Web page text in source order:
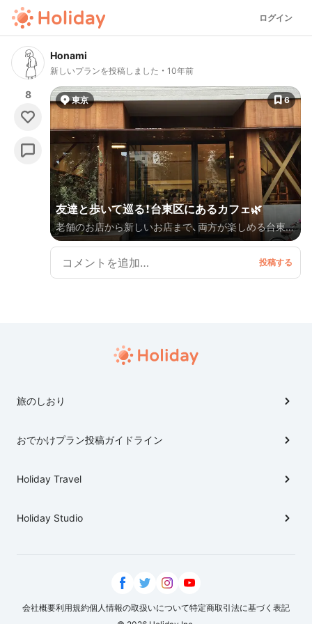
ログイン
Honami
新しいプランを投稿しました 10年前
8 東京 6
友達と歩いて巡る！台東区にあるカフェ🌿
老舗のお店から新しいお店まで、両方が楽しめる台東区
でカフェ好きなら絶対行っておきたいスポットです！
旅のしおり
おでかけプラン投稿ガイドライン
Holiday Travel
Holiday Studio
会社概要利用規約個人情報の取扱いについて特定商取引法に基づく表記